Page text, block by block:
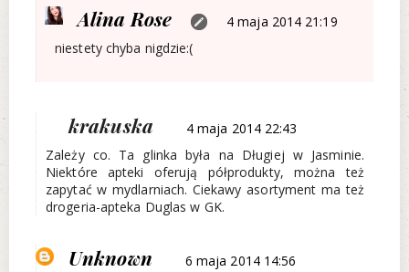
Alina Rose
4 maja 2014 21:19
niestety chyba nigdzie:(
krakuska
4 maja 2014 22:43
Zależy co. Ta glinka była na Długiej w Jasminie.
Niektóre apteki oferują półprodukty, można też
zapytać w mydlarniach. Ciekawy asortyment ma też
drogeria-apteka Duglas w GK.
Unknown
6 maja 2014 14:56